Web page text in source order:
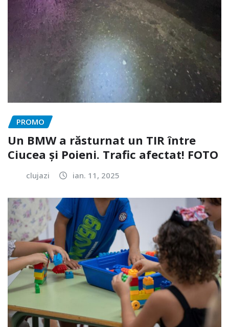
PROMO
Un BMW a răsturnat un TIR între
Ciucea și Poieni. Trafic afectat! FOTO
clujazi ian. 11, 2025